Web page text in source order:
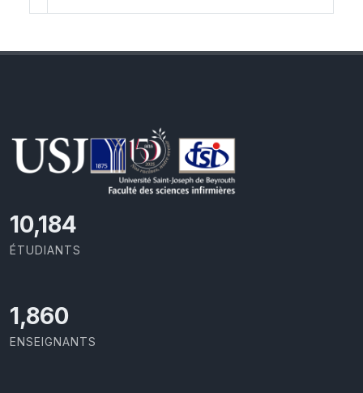
10,801
ÉTUDIANTS
1,973
ENSEIGNANTS